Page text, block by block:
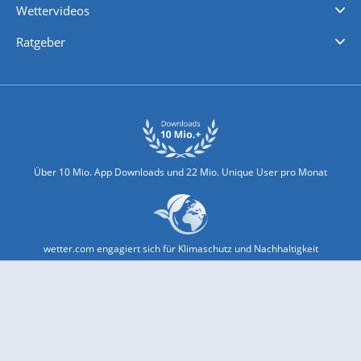
Wettervideos
Ratgeber
Über 10 Mio. App Downloads und 22 Mio. Unique User pro Monat
wetter.com engagiert sich für Klimaschutz und Nachhaltigkeit